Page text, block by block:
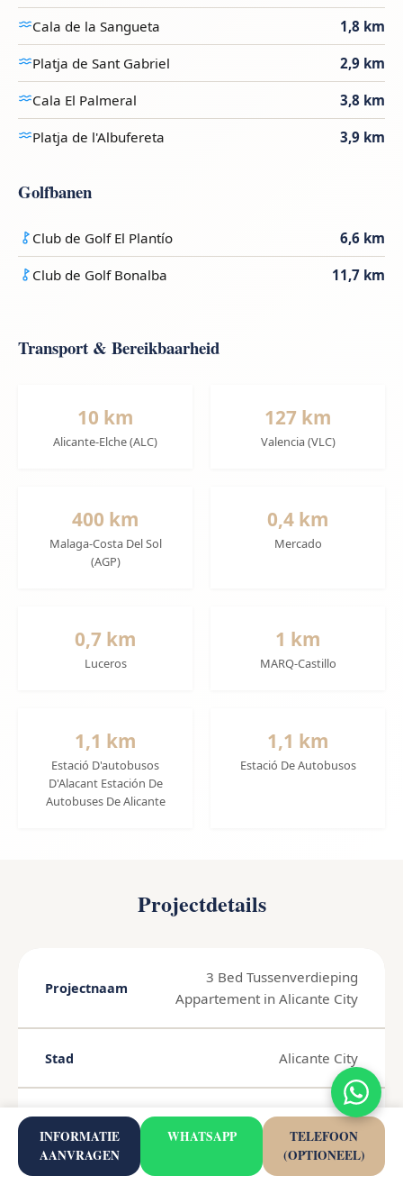
Cala de la Sangueta 1,8 km
Platja de Sant Gabriel 2,9 km
Cala El Palmeral 3,8 km
Platja de l'Albufereta 3,9 km
Golfbanen
Club de Golf El Plantío 6,6 km
Club de Golf Bonalba 11,7 km
Transport & Bereikbaarheid
10 km
Alicante-Elche (ALC)
127 km
Valencia (VLC)
400 km
Malaga-Costa Del Sol
(AGP)
0,4 km
Mercado
0,7 km
Luceros
1 km
MARQ-Castillo
1,1 km
Estació D'autobusos
D'Alacant Estación De
Autobuses De Alicante
1,1 km
Estació De Autobusos
Projectdetails
Projectnaam
3 Bed Tussenverdieping
Appartement in Alicante City
Stad Alicante City
Regio Costa Blanca
Prijs €380.000 Verkocht
INFORMATIE
AANVRAGEN
WHATSAPP
TELEFOON
(OPTIONEEL)